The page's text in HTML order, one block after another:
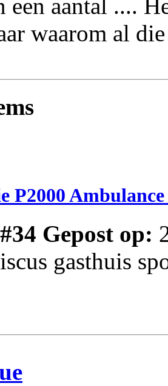
een aantal ....
waarom al
P2000
Gepost op:
gasthuis